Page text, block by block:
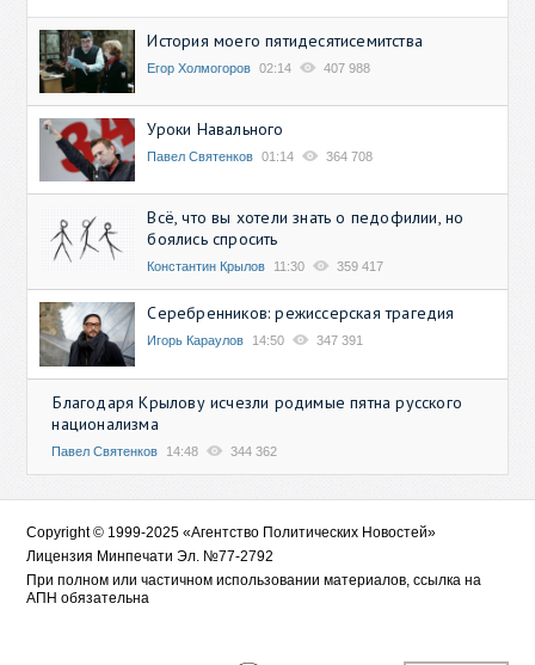
История моего пятидесятисемитства
Егор Холмогоров 02:14 407 988
Уроки Навального
Павел Святенков 01:14 364 708
Всё, что вы хотели знать о педофилии, но
боялись спросить
Константин Крылов 11:30 359 417
Серебренников: режиссерская трагедия
Игорь Караулов 14:50 347 391
Благодаря Крылову исчезли родимые пятна русского
национализма
Павел Святенков 14:48 344 362
Copyright © 1999-2025 «Агентство Политических Новостей»
Лицензия Минпечати Эл. №77-2792
При полном или частичном использовании материалов, ссылка на
АПН обязательна